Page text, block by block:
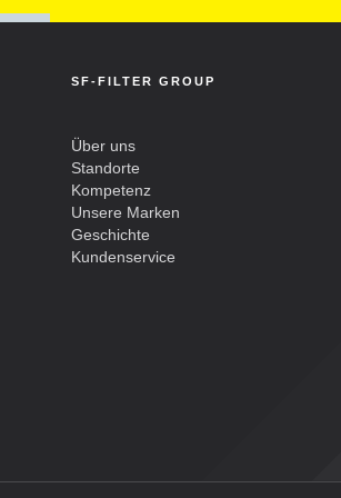
SF-FILTER GROUP
Über uns
Standorte
Kompetenz
Unsere Marken
Geschichte
Kundenservice